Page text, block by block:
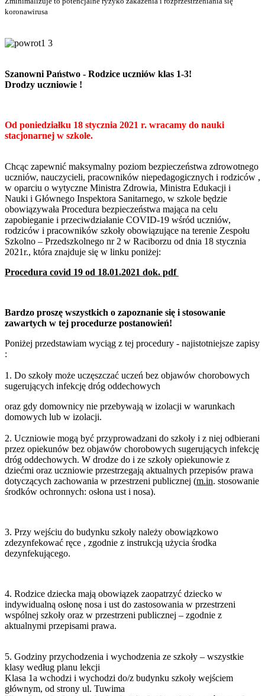
koronawirusa
Szanowni Państwo - Rodzice uczniów klas 1-3!
Drodzy uczniowie !
Od poniedziałku 18 stycznia 2021 r. wracamy do nauki
stacjonarnej w szkole.
Chcąc zapewnić maksymalny poziom bezpieczeństwa zdrowotnego
uczniów, nauczycieli, pracowników niepedagogicznych i rodziców ,
w oparciu o wytyczne Ministra Zdrowia, Ministra Edukacji i
Nauki i Głównego Inspektora Sanitarnego, w szkole będzie
obowiązywała Procedura bezpieczeństwa mająca na celu
zapobieganie i przeciwdziałanie COVID-19 wśród uczniów,
rodziców i pracowników szkoły obowiązujące na terenie Zespołu
Szkolno – Przedszkolnego nr 2 w Raciborzu od dnia 18 stycznia
2021r., która znajduje się w linku poniżej:
Procedura covid 19 od 18.01.2021 dok. pdf
Bardzo proszę wszystkich o zapoznanie się i stosowanie
zawartych w tej procedurze postanowień!
Poniżej przedstawiam wyciąg z tej procedury - najistotniejsze zapisy
:
1. Do szkoły może uczęszczać uczeń bez objawów chorobowych
sugerujących infekcję dróg oddechowych
oraz gdy domownicy nie przebywają w izolacji w warunkach
domowych lub w izolacji.
2. Uczniowie mogą być przyprowadzani do szkoły i z niej odbierani
przez opiekunów bez objawów chorobowych sugerujących infekcję
dróg oddechowych. W drodze do i ze szkoły opiekunowie z
dziećmi oraz uczniowie przestrzegają aktualnych przepisów prawa
dotyczących zachowania w przestrzeni publicznej (m.in. stosowanie
środków ochronnych: osłona ust i nosa).
3. Przy wejściu do budynku szkoły należy obowiązkowo
zdezynfekować ręce , zgodnie z instrukcją użycia środka
dezynfekującego.
4. Rodzice dziecka mają obowiązek zaopatrzyć dziecko w
indywidualną osłonę nosa i ust do zastosowania w przestrzeni
wspólnej szkoły oraz w przestrzeni publicznej – zgodnie z
aktualnymi przepisami prawa.
5. Godziny przychodzenia i wychodzenia ze szkoły – wszystkie
klasy według planu lekcji
Klasa 1a wchodzi i wychodzi do/z budynku szkoły wejściem
głównym, od strony ul. Tuwima